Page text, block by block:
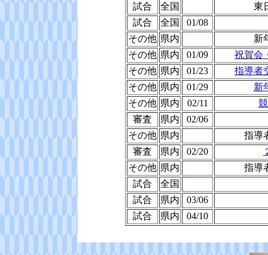
試合
全国
東
試合
全国
01/08
その他 県内
新
その他 県内 01/09
祝賀会
その他 県内 01/23
指導者
その他 県内 01/29
新
その他 県内 02/11
審査
県内
02/06
その他 県内
指導
審査
県内 02/20
その他 県内
指導
試合
全国
試合
県内
03/06
試合
県内 04/10